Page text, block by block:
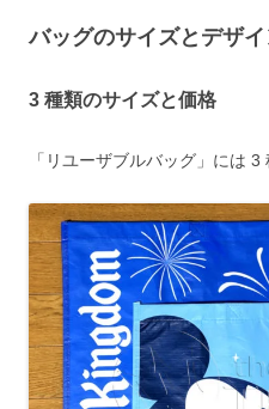
バッグのサイズとデザ
3 種類のサイズと価格
「リユーザブルバッグ」には 3